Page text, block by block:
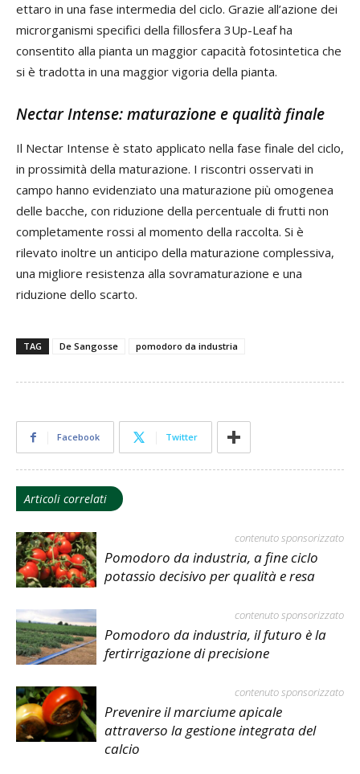
ettaro in una fase intermedia del ciclo. Grazie all’azione dei
microrganismi specifici della fillosfera 3Up-Leaf ha
consentito alla pianta un maggior capacità fotosintetica che
si è tradotta in una maggior vigoria della pianta.
Nectar Intense: maturazione e qualità finale
Il Nectar Intense è stato applicato nella fase finale del ciclo,
in prossimità della maturazione. I riscontri osservati in
campo hanno evidenziato una maturazione più omogenea
delle bacche, con riduzione della percentuale di frutti non
completamente rossi al momento della raccolta. Si è
rilevato inoltre un anticipo della maturazione complessiva,
una migliore resistenza alla sovramaturazione e una
riduzione dello scarto.
TAG De Sangosse pomodoro da industria
Facebook Twitter
Articoli correlati
contenuto sponsorizzato
Pomodoro da industria, a fine ciclo
potassio decisivo per qualità e resa
contenuto sponsorizzato
Pomodoro da industria, il futuro è la
fertirrigazione di precisione
contenuto sponsorizzato
Prevenire il marciume apicale
attraverso la gestione integrata del
calcio